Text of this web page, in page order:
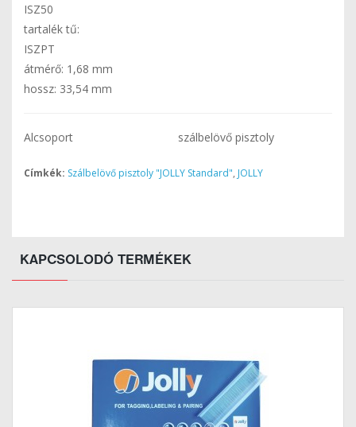
ISZ50
tartalék tű:
ISZPT
átmérő: 1,68 mm
hossz: 33,54 mm
Alcsoport szálbelövő pisztoly
Címkék: Szálbelövő pisztoly "JOLLY Standard", JOLLY
KAPCSOLODÓ TERMÉKEK